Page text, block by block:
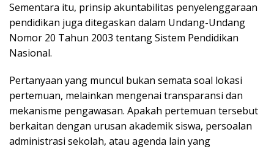
Sementara itu, prinsip akuntabilitas penyelenggaraan
pendidikan juga ditegaskan dalam Undang-Undang
Nomor 20 Tahun 2003 tentang Sistem Pendidikan
Nasional.
Pertanyaan yang muncul bukan semata soal lokasi
pertemuan, melainkan mengenai transparansi dan
mekanisme pengawasan. Apakah pertemuan tersebut
berkaitan dengan urusan akademik siswa, persoalan
administrasi sekolah, atau agenda lain yang